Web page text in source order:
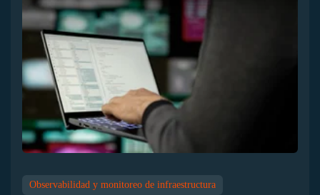
Observabilidad y monitoreo de infraestructura